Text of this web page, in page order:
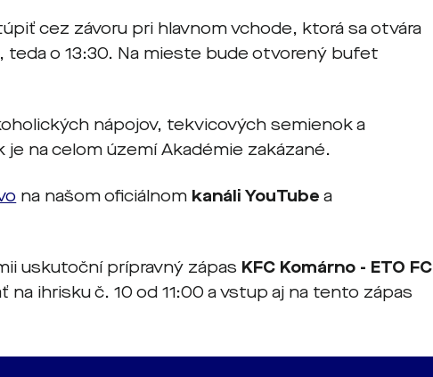
cez závoru pri hlavnom vchode, ktorá sa otvára
o 13:30. Na mieste bude otvorený bufet
nápojov, tekvicových semienok a
na celom území Akadémie zakázané.
na našom oficiálnom kanáli YouTube a
uskutoční prípravný zápas KFC Komárno - ETO FC
na ihrisku č. 10 od 11:00 a vstup aj na tento zápas